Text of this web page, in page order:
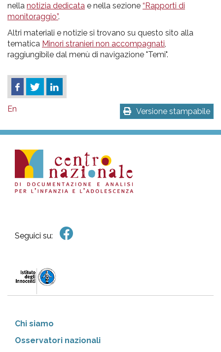
nella notizia dedicata e nella sezione “Rapporti di
monitoraggio”.
Altri materiali e notizie si trovano su questo sito alla
tematica Minori stranieri non accompagnati
raggiungibile dal menù di navigazione "Temi".
Versione stampabile
En
Seguici su:
Chi siamo
Osservatori nazionali